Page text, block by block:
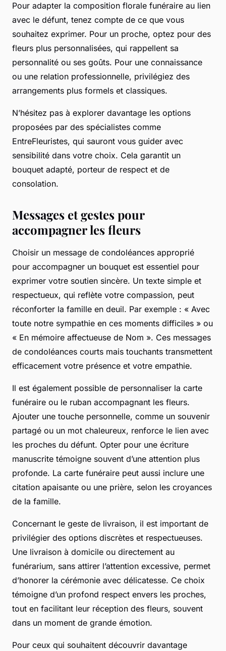
Pour adapter la composition florale funéraire au lien
avec le défunt, tenez compte de ce que vous
souhaitez exprimer. Pour un proche, optez pour des
fleurs plus personnalisées, qui rappellent sa
personnalité ou ses goûts. Pour une connaissance
ou une relation professionnelle, privilégiez des
arrangements plus formels et classiques.
N’hésitez pas à explorer davantage les options
proposées par des spécialistes comme
EntreFleuristes, qui sauront vous guider avec
sensibilité dans votre choix. Cela garantit un
bouquet adapté, porteur de respect et de
consolation.
Messages et gestes pour
accompagner les fleurs
Choisir un message de condoléances approprié
pour accompagner un bouquet est essentiel pour
exprimer votre soutien sincère. Un texte simple et
respectueux, qui reflète votre compassion, peut
réconforter la famille en deuil. Par exemple : « Avec
toute notre sympathie en ces moments difficiles » ou
« En mémoire affectueuse de Nom ». Ces messages
de condoléances courts mais touchants transmettent
efficacement votre présence et votre empathie.
Il est également possible de personnaliser la carte
funéraire ou le ruban accompagnant les fleurs.
Ajouter une touche personnelle, comme un souvenir
partagé ou un mot chaleureux, renforce le lien avec
les proches du défunt. Opter pour une écriture
manuscrite témoigne souvent d’une attention plus
profonde. La carte funéraire peut aussi inclure une
citation apaisante ou une prière, selon les croyances
de la famille.
Concernant le geste de livraison, il est important de
privilégier des options discrètes et respectueuses.
Une livraison à domicile ou directement au
funérarium, sans attirer l’attention excessive, permet
d’honorer la cérémonie avec délicatesse. Ce choix
témoigne d’un profond respect envers les proches,
tout en facilitant leur réception des fleurs, souvent
dans un moment de grande émotion.
Pour ceux qui souhaitent découvrir davantage